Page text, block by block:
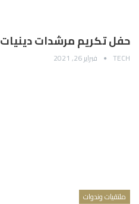
حفل تكريم مرشدات دينيات
TECH فبراير 26, 2021
ملتقيات وندوات